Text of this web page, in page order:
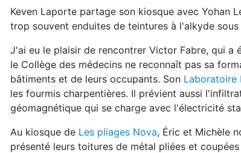
Keven Laporte partage son kiosque avec Yohan
trop souvent enduites de teintures à l'alkyde
J'ai eu le plaisir de rencontrer Victor Fabre, qui a
le Collège des médecins ne reconnaît pas sa
bâtiments et de leurs occupants. Son Laboratoire
les fourmis charpentières. Il prévient aussi
géomagnétique qui se charge avec l'électricité
Au kiosque de Les pliages Nova, Éric et Michèle
présenté leurs toitures de métal pliées et